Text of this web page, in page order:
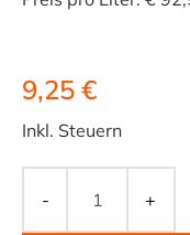
9,25 €
Inkl. Steuern
- +